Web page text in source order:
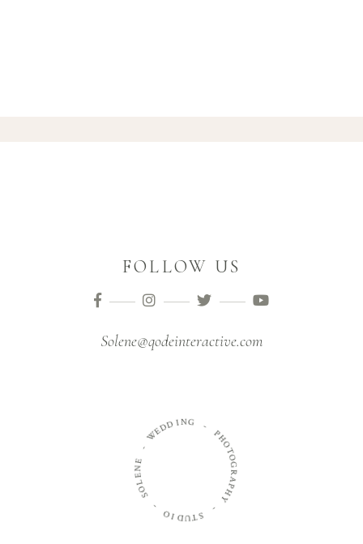
FOLLOW US
Solene@qodeinteractive.com
-
WED DIN
-
P
H
O
T
O
G
R
A
P
H
Y
-
S
T
U
D
I
O
S
O
L
E
N